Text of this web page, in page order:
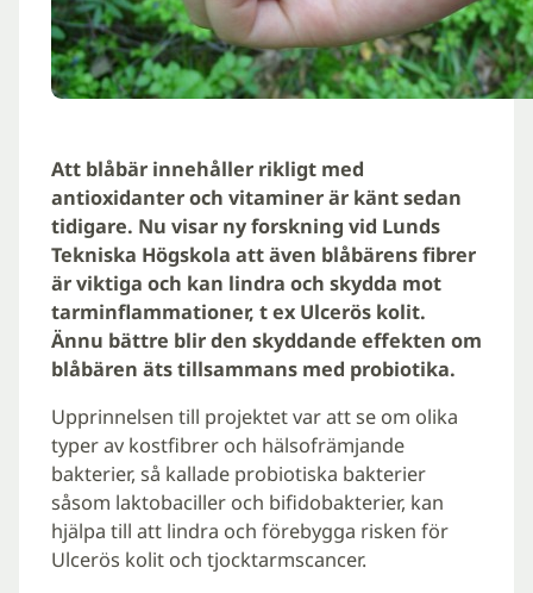
Att blåbär innehåller rikligt med
antioxidanter och vitaminer är känt sedan
tidigare. Nu visar ny forskning vid Lunds
Tekniska Högskola att även blåbärens fibrer
är viktiga och kan lindra och skydda mot
tarminflammationer, t ex Ulcerös kolit.
Ännu bättre blir den skyddande effekten om
blåbären äts tillsammans med probiotika.
Upprinnelsen till projektet var att se om olika
typer av kostfibrer och hälsofrämjande
bakterier, så kallade probiotiska bakterier
såsom laktobaciller och bifidobakterier, kan
hjälpa till att lindra och förebygga risken för
Ulcerös kolit och tjocktarmscancer.